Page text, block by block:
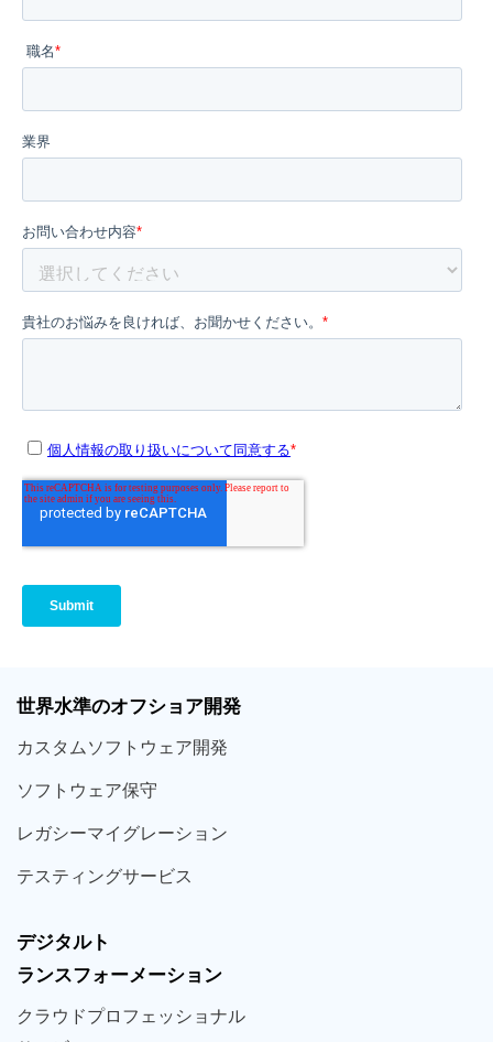
世界水準のオフショア開発
カスタム ソフトウェア開発
ソフト ウェア保守
レガシーマイグレーション
テスティングサービス
デジタルト
ランスフォーメーション
クラウドプロフェッショナル